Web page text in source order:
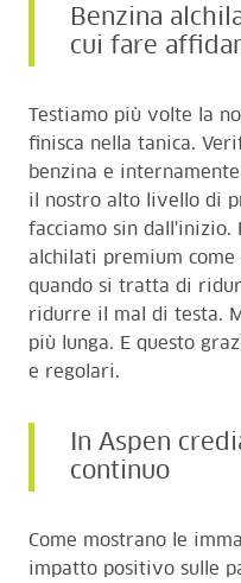
Benzina
cui fare
Testiamo più volte la
finisca nella tanica.
benzina e
il nostro alto livello di
facciamo sin dall'inizio.
alchilati premium come
quando si tratta di
ridurre il mal di testa.
più lunga. E questo
e regolari.
In Aspen
continuo
Come mostrano le
impatto positivo sulle